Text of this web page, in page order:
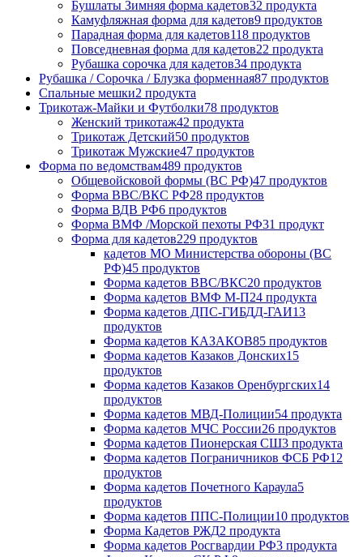
Бушлаты Зимняя форма кадетов32 продукта
Камуфляжная форма для кадетов9 продуктов
Парадная форма для кадетов118 продуктов
Повседневная форма для кадетов22 продукта
Рубашка сорочка для кадетов34 продукта
Рубашка / Сорочка / Блузка форменная87 продуктов
Спальные мешки2 продукта
Трикотаж-Майки и Футболки78 продуктов
Женский трикотаж42 продукта
Трикотаж Детский50 продуктов
Трикотаж Мужские47 продуктов
Форма по ведомствам489 продуктов
Общевойсковой формы (ВС РФ)47 продуктов
Форма ВВС/ВКС РФ28 продуктов
Форма ВДВ РФ6 продуктов
Форма ВМФ /Морской пехоты РФ31 продукт
Форма для кадетов229 продуктов
кадетов МО Министерства обороны (ВС
РФ)45 продуктов
Форма кадетов ВВС/ВКС20 продуктов
Форма кадетов ВМФ М-П24 продукта
Форма кадетов ДПС-ГИБДД-ГАИ13
продуктов
Форма кадетов КАЗАКОВ85 продуктов
Форма кадетов Казаков Донских15
продуктов
Форма кадетов Казаков Оренбургских14
продуктов
Форма кадетов МВД-Полиции54 продукта
Форма кадетов МЧС России26 продуктов
Форма кадетов Пионерская СШ3 продукта
Форма кадетов Пограничников ФСБ РФ12
продуктов
Форма кадетов Почетного Караула5
продуктов
Форма кадетов ППС-Полиции10 продуктов
Форма Кадетов РЖД2 продукта
Форма кадетов Росгвардии РФ3 продукта